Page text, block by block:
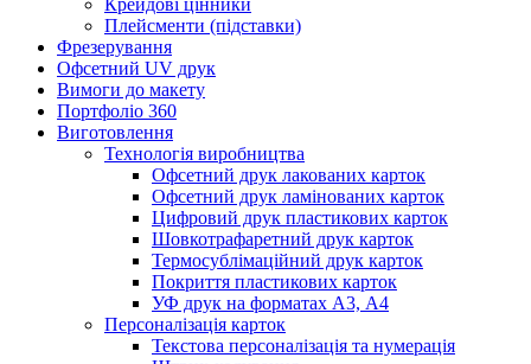
Крейдові цінники
Плейсменти (підставки)
Фрезерування
Офсетний UV друк
Вимоги до макету
Портфоліо 360
Виготовлення
Технологія виробництва
Офсетний друк лакованих карток
Офсетний друк ламінованих карток
Цифровий друк пластикових карток
Шовкотрафаретний друк карток
Термосублімаційний друк карток
Покриття пластикових карток
УФ друк на форматах А3, А4
Персоналізація карток
Текстова персоналізація та нумерація